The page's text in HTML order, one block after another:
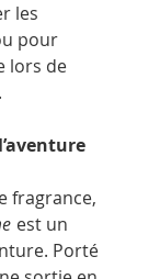
les
pour
lors de
fragrance,
est un
Porté